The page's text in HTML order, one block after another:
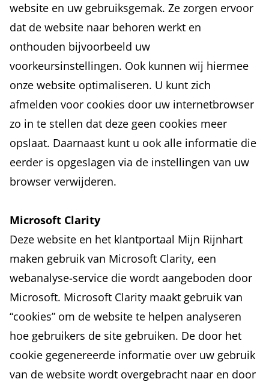
website en uw gebruiksgemak. Ze zorgen ervoor
dat de website naar behoren werkt en
onthouden bijvoorbeeld uw
voorkeursinstellingen. Ook kunnen wij hiermee
onze website optimaliseren. U kunt zich
afmelden voor cookies door uw internetbrowser
zo in te stellen dat deze geen cookies meer
opslaat. Daarnaast kunt u ook alle informatie die
eerder is opgeslagen via de instellingen van uw
browser verwijderen.
Microsoft Clarity
Deze website en het klantportaal Mijn Rijnhart
maken gebruik van Microsoft Clarity, een
webanalyse-service die wordt aangeboden door
Microsoft. Microsoft Clarity maakt gebruik van
“cookies” om de website te helpen analyseren
hoe gebruikers de site gebruiken. De door het
cookie gegenereerde informatie over uw gebruik
van de website wordt overgebracht naar en door